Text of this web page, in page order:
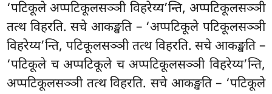
‘पटिकूले अप्पटिकूलसञ्ञी विहरेय्य’न्ति, अप्पटिकूलसञ्ञी
तत्थ विहरति. सचे आकङ्खति – ‘अप्पटिकूले पटिकूलसञ्ञी
विहरेय्य’न्ति, पटिकूलसञ्ञी तत्थ विहरति. सचे आकङ्खति –
‘पटिकूले च अप्पटिकूले च अप्पटिकूलसञ्ञी विहरेय्य’न्ति,
अप्पटिकूलसञ्ञी तत्थ विहरति. सचे आकङ्खति – ‘पटिकूले